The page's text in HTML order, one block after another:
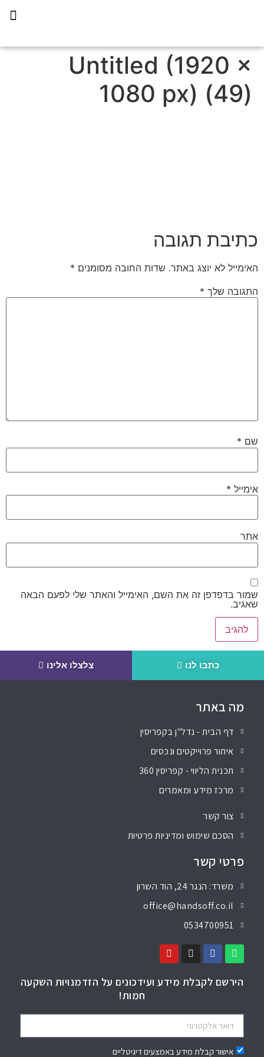
Untitled (1920 ×
1080 px) (49)
כתיבת תגובה
האימייל לא יוצג באתר. שדות החובה מסומנים *
התגובה שלך *
שם *
אימייל *
אתר
שמור בדפדפן זה את השם, האימייל והאתר שלי לפעם הבאה
שאגיב.
כתבו לנו צלצלו אלינו
מה באתר
דף הבית - נדל"ן בקפריסין
איתור פרוייקטים ונכסים
תכנית הליווי - קפריסין 360
מרכז מידע ומאמרים
צור קשר
הסכם שימוש ומדיניות פרטיות
פרטי קשר
משרד: הנגר 24, הוד השרון
office@handsoff.co.il
0534700951
הירשם לקבלת מידע ועידכונים על הזדמנויות השקעה
חמות!
אישור קבלת מידע באמצעים דיגיטליים